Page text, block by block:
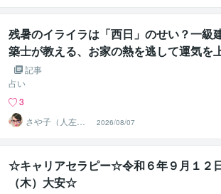
残暑のイライラは「西日」のせい？一級
築士が教える、お家の熱を逃して運気を
げるプチ模様替え
記事
占い
3
さや子（人左綾
星）
2026/08/07
☆キャリアセラピー☆令和６年９月１２
（木）大安☆